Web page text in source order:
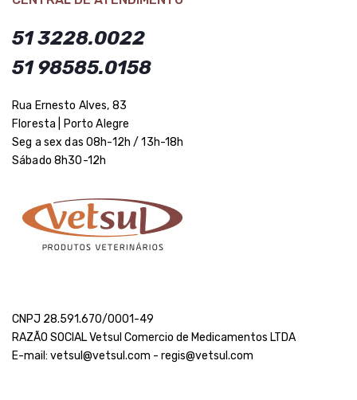
51 3228.0022
51 98585.0158
Rua Ernesto Alves, 83
Floresta | Porto Alegre
Seg a sex das 08h-12h / 13h-18h
Sábado 8h30-12h
CNPJ 28.591.670/0001-49
RAZÃO SOCIAL Vetsul Comercio de Medicamentos LTDA
E-mail: vetsul@vetsul.com - regis@vetsul.com